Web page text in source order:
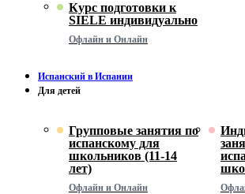
Курс подготовки к
SIELE индивидуально
Офлайн и Онлайн
Испанский в Испании
Для детей
Групповые занятия по
испанскому для
школьников (11-14
лет)
Офлайн и Онлайн